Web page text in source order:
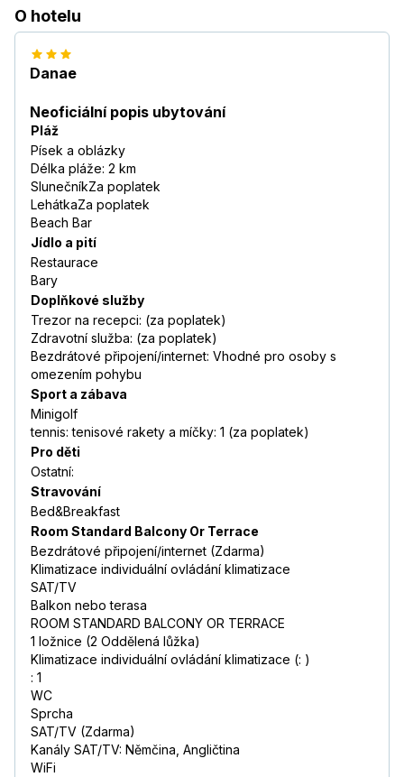
O hotelu
Danae
Neoficiální popis ubytování
Pláž
Písek a oblázky
Délka pláže: 2 km
SlunečníkZa poplatek
LehátkaZa poplatek
Beach Bar
Jídlo a pití
Restaurace
Bary
Doplňkové služby
Trezor na recepci: (za poplatek)
Zdravotní služba: (za poplatek)
Bezdrátové připojení/internet: Vhodné pro osoby s
omezením pohybu
Sport a zábava
Minigolf
tennis: tenisové rakety a míčky: 1 (za poplatek)
Pro děti
Ostatní:
Stravování
Bed&Breakfast
Room Standard Balcony Or Terrace
Bezdrátové připojení/internet (Zdarma)
Klimatizace individuální ovládání klimatizace
SAT/TV
Balkon nebo terasa
ROOM STANDARD BALCONY OR TERRACE
1 ložnice (2 Oddělená lůžka)
Klimatizace individuální ovládání klimatizace (: )
: 1
WC
Sprcha
SAT/TV (Zdarma)
Kanály SAT/TV: Němčina, Angličtina
WiFi